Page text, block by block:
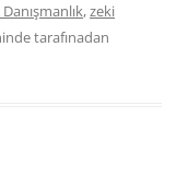
,zeki
tarafınadan